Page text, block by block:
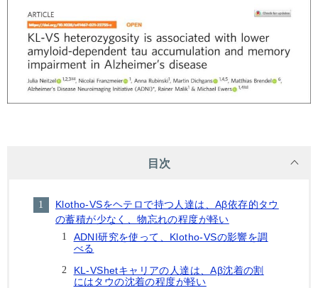
目次
Klotho-VSをヘテロで持つ人達は、Aβ依存的タウ
の蓄積が少なく、物忘れの程度が軽い
ADNI研究を使って、Klotho-VSの影響を調
べる
KL-VShetキャリアの人達は、Aβ沈着の割
にはタウの沈着の程度が軽い